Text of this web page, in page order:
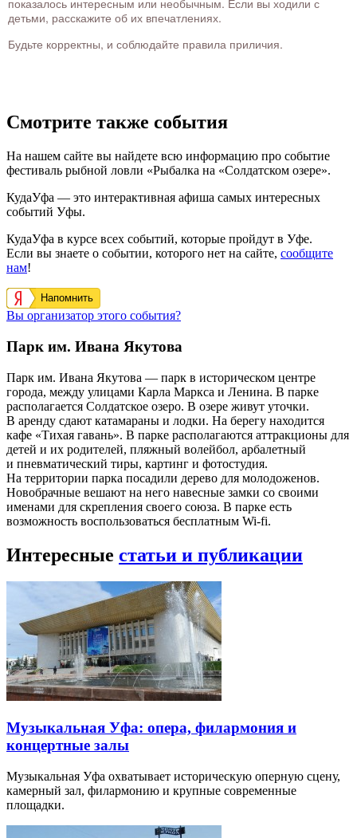
показалось интересным или необычным. Если вы ходили с
детьми, расскажите об их впечатлениях.
Будьте корректны, и соблюдайте правила приличия.
Смотрите также события
На нашем сайте вы найдете всю информацию про событие
фестиваль рыбной ловли «Рыбалка на «Солдатском озере».
КудаУфа — это интерактивная афиша самых интересных
событий Уфы.
КудаУфа в курсе всех событий, которые пройдут в Уфе.
Если вы знаете о событии, которого нет на сайте, сообщите
нам!
Напомнить
Вы организатор этого события?
Парк им. Ивана Якутова
Парк им. Ивана Якутова — парк в историческом центре
города, между улицами Карла Маркса и Ленина. В парке
располагается Солдатское озеро. В озере живут уточки.
В аренду сдают катамараны и лодки. На берегу находится
кафе «Тихая гавань». В парке располагаются аттракционы для
детей и их родителей, пляжный волейбол, арбалетный
и пневматический тиры, картинг и фотостудия.
На территории парка посадили дерево для молодоженов.
Новобрачные вешают на него навесные замки со своими
именами для скрепления своего союза. В парке есть
возможность воспользоваться бесплатным Wi-fi.
Интересные статьи и публикации
Музыкальная Уфа: опера, филармония и
концертные залы
Музыкальная Уфа охватывает историческую оперную сцену,
камерный зал, филармонию и крупные современные
площадки.